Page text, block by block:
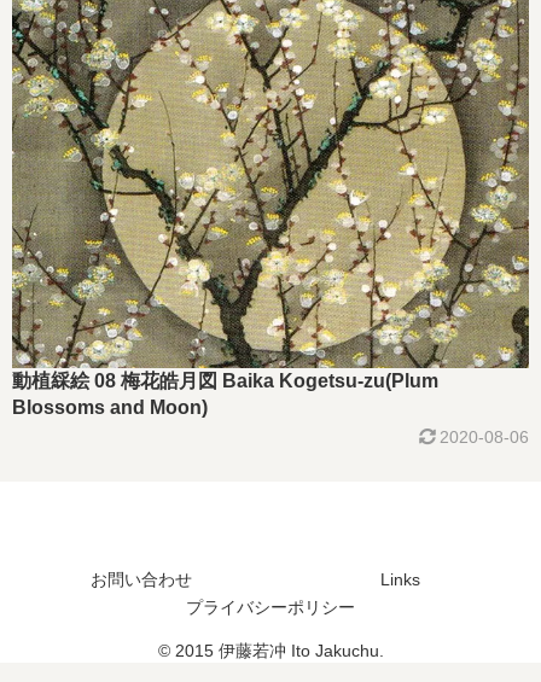
動植綵絵 08 梅花皓月図 Baika Kogetsu-zu(Plum
Blossoms and Moon)
2020-08-06
お問い合わせ
Links
プライバシーポリシー
© 2015 伊藤若冲 Ito Jakuchu.